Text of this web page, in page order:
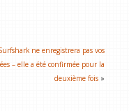
ne enregistrera pas vos
– elle a été confirmée pour la
deuxième fois »